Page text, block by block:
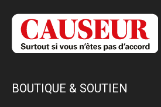
BOUTIQUE & SOUTIEN